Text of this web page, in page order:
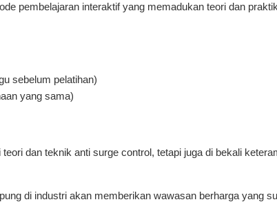
pembelajaran interaktif yang memadukan teori dan
sebelum pelatihan)
yang sama)
dan teknik anti surge control, tetapi juga di bekali
di industri akan memberikan wawasan berharga yang